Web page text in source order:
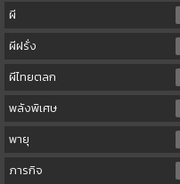
ผี
ผีฝรั่ง
ผีไทยตลก
พลังพิเศษ
พายุ
ภารกิจ